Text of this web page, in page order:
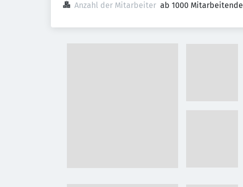
Anzahl der Mitarbeiter ab 1000 Mitarbeitende